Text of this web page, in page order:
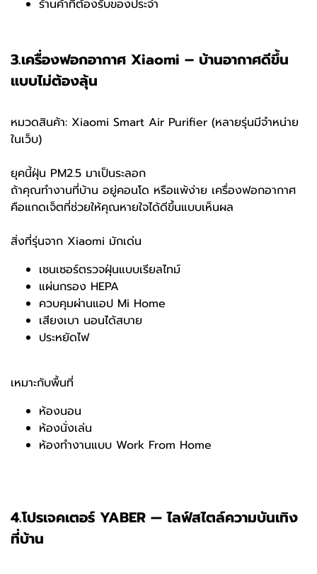
ร้านค้าที่ต้องรับของประจำ
3.เครื่องฟอกอากาศ Xiaomi – บ้านอากาศดีขึ้น
แบบไม่ต้องลุ้น
หมวดสินค้า: Xiaomi Smart Air Purifier (หลายรุ่นมีจำหน่าย
ในเว็บ)
ยุคนี้ฝุ่น PM2.5 มาเป็นระลอก
ถ้าคุณทำงานที่บ้าน อยู่คอนโด หรือแพ้ง่าย เครื่องฟอกอากาศ
คือแกดเจ็ตที่ช่วยให้คุณหายใจได้ดีขึ้นแบบเห็นผล
สิ่งที่รุ่นจาก Xiaomi มักเด่น
เซนเซอร์ตรวจฝุ่นแบบเรียลไทม์
แผ่นกรอง HEPA
ควบคุมผ่านแอป Mi Home
เสียงเบา นอนได้สบาย
ประหยัดไฟ
เหมาะกับพื้นที่
ห้องนอน
ห้องนั่งเล่น
ห้องทำงานแบบ Work From Home
4.โปรเจคเตอร์ YABER — ไลฟ์สไตล์ความบันเทิง
ที่บ้าน